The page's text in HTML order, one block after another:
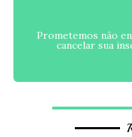
Prometemos não
cancelar sua